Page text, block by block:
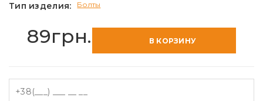
Тип изделия: Болты
89грн. В КОРЗИНУ